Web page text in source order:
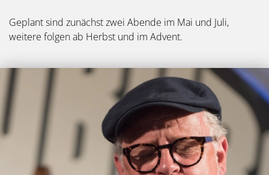
Geplant sind zunächst zwei Abende im Mai und Juli,
weitere folgen ab Herbst und im Advent.